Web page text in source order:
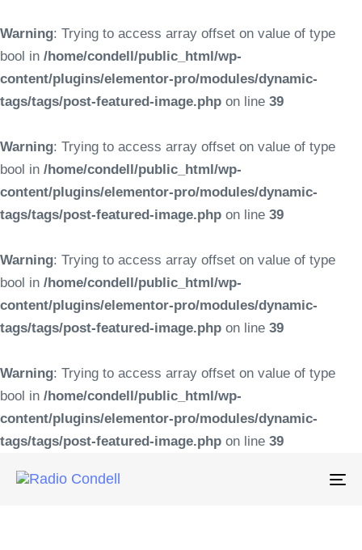
Warning: Trying to access array offset on value of type
bool in /home/condell/public_html/wp-
content/plugins/elementor-pro/modules/dynamic-
tags/tags/post-featured-image.php on line 39
Warning: Trying to access array offset on value of type
bool in /home/condell/public_html/wp-
content/plugins/elementor-pro/modules/dynamic-
tags/tags/post-featured-image.php on line 39
Warning: Trying to access array offset on value of type
bool in /home/condell/public_html/wp-
content/plugins/elementor-pro/modules/dynamic-
tags/tags/post-featured-image.php on line 39
Warning: Trying to access array offset on value of type
bool in /home/condell/public_html/wp-
content/plugins/elementor-pro/modules/dynamic-
tags/tags/post-featured-image.php on line 39